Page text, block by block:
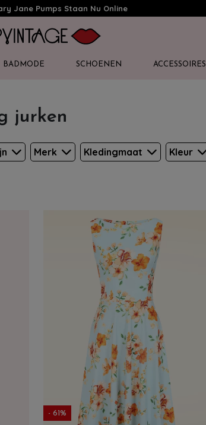
Jane Pumps Staan Nu Online
BADMODE SCHOENEN ACCESSOIRES
jurken
Merk Kledingmaat Kleur
- 61%